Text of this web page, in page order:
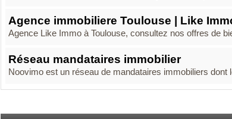
Agence immobiliere Toulouse | Like
Agence Like Immo à Toulouse, consultez nos offres de
Réseau mandataires immobilier
Noovimo est un réseau de mandataires immobiliers